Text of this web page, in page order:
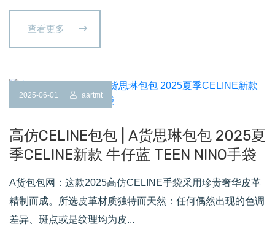
查看更多
2025-06-01 aartmt
高仿CELINE包包 | A货思琳包包 2025夏
季CELINE新款 牛仔蓝 TEEN NINO手袋
A货包包网：这款2025高仿CELINE手袋采用珍贵奢华皮革
精制而成。所选皮革材质独特而天然：任何偶然出现的色调
差异、斑点或是纹理均为皮...